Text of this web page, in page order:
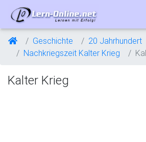
Geschichte
20 Jahrhundert
Nachkriegszeit Kalter Krieg
Kalter Krieg